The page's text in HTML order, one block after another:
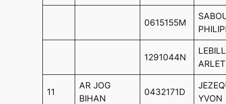
0615155M
1291044N
11
AR JOG
BIHAN
0432171D
YVON